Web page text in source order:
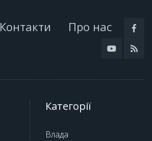
Контакти Про нас
Категорії
Влада